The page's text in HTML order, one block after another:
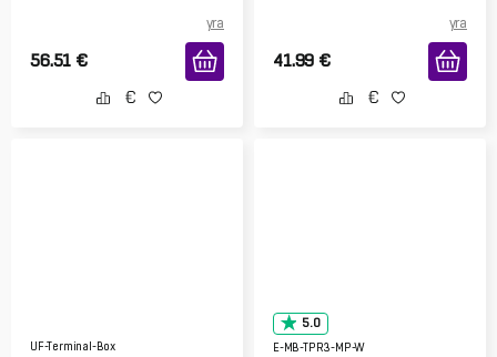
yra
56.51 €
yra
41.99 €
UF-Terminal-Box
5.0
E-MB-TPR3-MP-W